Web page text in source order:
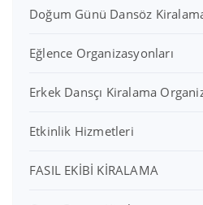
Doğum Günü Dansöz
Eğlence Organizasyonları
Erkek Dansçı Kiralama
Etkinlik Hizmetleri
FASIL EKİBİ KİRALAMA